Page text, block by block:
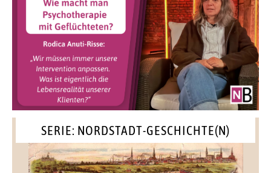
SERIE: NORDSTADT-GESCHICHTE(N)